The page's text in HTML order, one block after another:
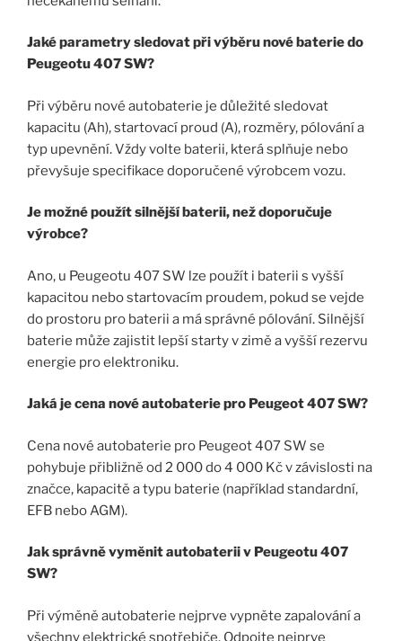
Jaké parametry sledovat při výběru nové baterie do
Peugeotu 407 SW?
Při výběru nové autobaterie je důležité sledovat
kapacitu (Ah), startovací proud (A), rozměry, pólování a
typ upevnění. Vždy volte baterii, která splňuje nebo
převyšuje specifikace doporučené výrobcem vozu.
Je možné použít silnější baterii, než doporučuje
výrobce?
Ano, u Peugeotu 407 SW lze použít i baterii s vyšší
kapacitou nebo startovacím proudem, pokud se vejde
do prostoru pro baterii a má správné pólování. Silnější
baterie může zajistit lepší starty v zimě a vyšší rezervu
energie pro elektroniku.
Jaká je cena nové autobaterie pro Peugeot 407 SW?
Cena nové autobaterie pro Peugeot 407 SW se
pohybuje přibližně od 2 000 do 4 000 Kč v závislosti na
značce, kapacitě a typu baterie (například standardní,
EFB nebo AGM).
Jak správně vyměnit autobaterii v Peugeotu 407
SW?
Při výměně autobaterie nejprve vypněte zapalování a
všechny elektrické spotřebiče. Odpojte nejprve